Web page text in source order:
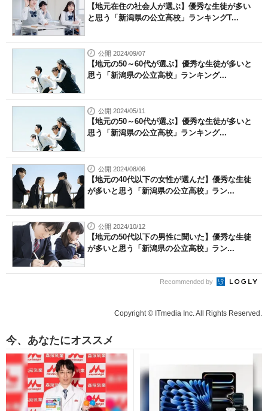
【地元在住の社会人が選ぶ】優秀な生徒が多い
と思う「新潟県の公立高校」ランキングT...
公開 2024/09/07
【地元の50～60代が選ぶ】優秀な生徒が多いと
思う「新潟県の公立高校」ランキング...
公開 2024/05/11
【地元の50～60代が選ぶ】優秀な生徒が多いと
思う「新潟県の公立高校」ランキング...
公開 2024/08/06
【地元の40代以下の女性が選んだ】優秀な生徒
が多いと思う「新潟県の公立高校」ラン...
公開 2024/10/12
【地元の50代以下の男性に聞いた】優秀な生徒
が多いと思う「新潟県の公立高校」ラン...
Recommended by
Copyright © ITmedia Inc. All Rights Reserved.
今、あなたにオススメ